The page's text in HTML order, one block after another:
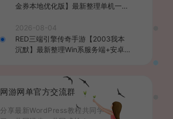
金券本地优化版】最新整理单机一键
后台+安卓+详细搭建教程
2026-08-04
RED三端引擎传奇手游【2003我本
沉默】最新整理Win系服务端+安卓苹
网游网单官方交流群
分享最新WordPress教程共同学